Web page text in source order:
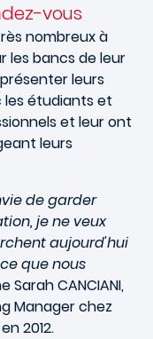
vous
nombreux à
les bancs de leur
leurs
les étudiants et
et leur ont
leurs
de garder
je ne veux
aujourd'hui
que nous
Sarah CANCIANI,
Manager chez
2012.